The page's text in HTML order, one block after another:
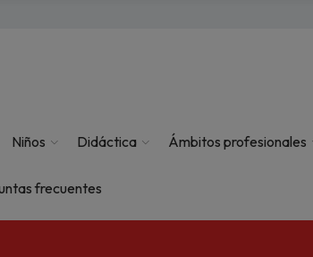
Niños Didáctica Ámbitos profesionales
frecuentes